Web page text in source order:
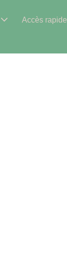
Accès rapide